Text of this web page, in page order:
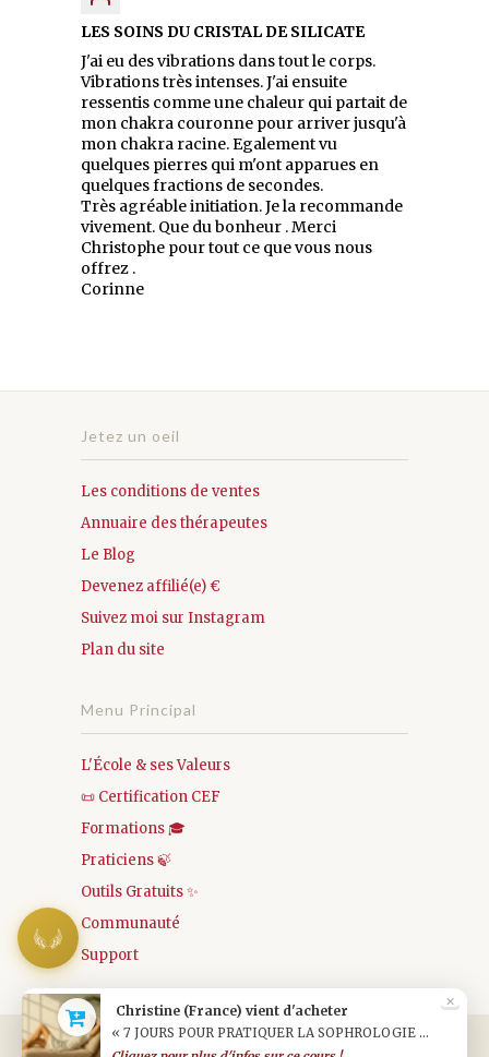
LES SOINS DU CRISTAL DE SILICATE
J'ai eu des vibrations dans tout le corps.
Vibrations très intenses. J'ai ensuite
ressentis comme une chaleur qui partait de
mon chakra couronne pour arriver jusqu'à
mon chakra racine. Egalement vu
quelques pierres qui m'ont apparues en
quelques fractions de secondes.
Très agréable initiation. Je la recommande
vivement. Que du bonheur . Merci
Christophe pour tout ce que vous nous
offrez .
Corinne
Jetez un oeil
Les conditions de ventes
Annuaire des thérapeutes
Le Blog
Devenez affilié(e) €
Suivez moi sur Instagram
Plan du site
Menu Principal
L'École & ses Valeurs
📜 Certification CEF
Formations 🎓
Praticiens 🍃
Outils Gratuits ✨
Communauté
Support
Christine (France) vient d'acheter
« 7 JOURS POUR PRATIQUER LA SOPHROLOGIE ÉNERGÉTIQUE »
✕